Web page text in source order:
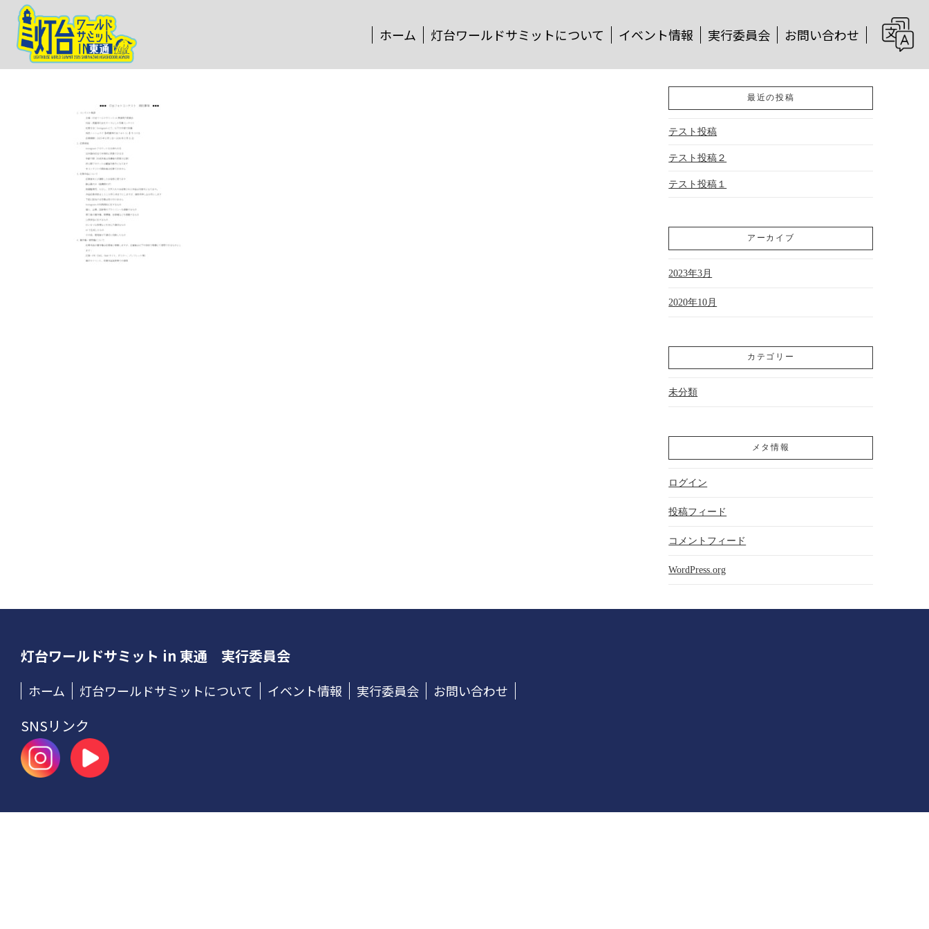
ホーム 灯台ワールドサミットについて イベント情報 実行委員会 お問い合わせ
灯台フォトコンテスト規約
In by admin-sanbrazoatv
Search
最近の投稿
テスト投稿
テスト投稿２
テスト投稿１
アーカイブ
2023年3月
2020年10月
カテゴリー
未分類
メタ情報
ログイン
投稿フィード
コメントフィード
WordPress.org
灯台ワールドサミット in 東通 実行委員会
ホーム 灯台ワールドサミットについて イベント情報 実行委員会 お問い合わせ
SNSリンク